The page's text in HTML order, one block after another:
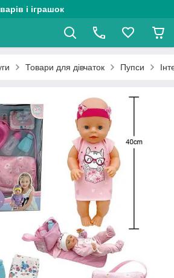
і іграшок
Товари для дівчаток Пупси